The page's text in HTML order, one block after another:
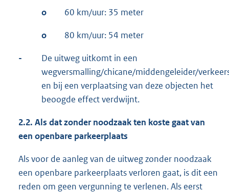
o 60 km/uur: 35 meter
o 80 km/uur: 54 meter
-
De uitweg uitkomt in een
wegversmalling/chicane/middengeleider/
en bij een verplaatsing van deze objecten het
beoogde effect verdwijnt.
2.2. Als dat zonder noodzaak ten koste gaat van
een openbare parkeerplaats
Als voor de aanleg van de uitweg zonder noodzaak
een openbare parkeerplaats verloren gaat, is dit een
reden om geen vergunning te verlenen. Als eerst